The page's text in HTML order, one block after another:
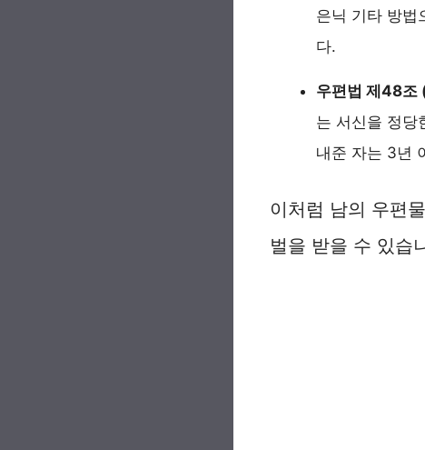
은닉 기타 방법
다.
우편법 제48조
는 서신을 정당
내준 자는 3년
이처럼 남의 우편
벌을 받을 수 있습